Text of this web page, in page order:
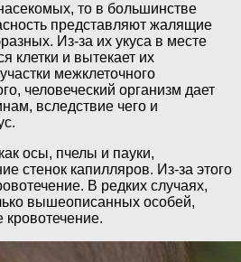
то в большинстве
представляют жалящие
Из-за их укуса в месте
клетки и вытекает их
межклеточного
человеческий организм дает
вследствие чего и
осы, пчелы и пауки,
стенок капилляров. Из-за этого
В редких случаях,
вышеописанных особей,
кровотечение.